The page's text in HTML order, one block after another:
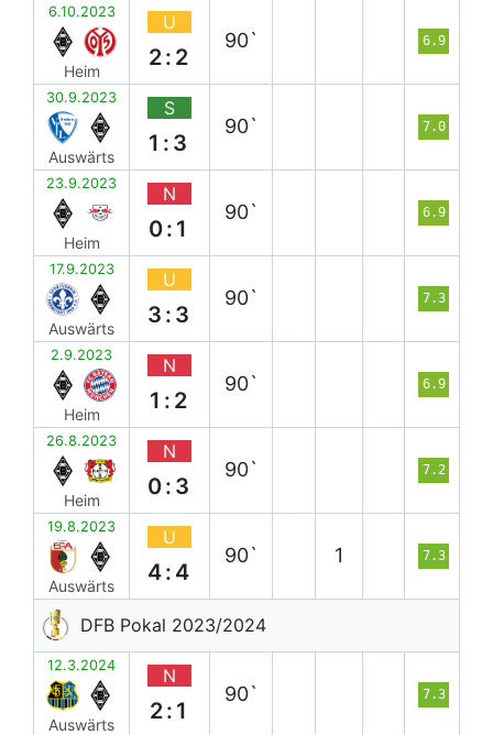
6.10.2023
Heim
U
2:2
90` 6.9
30.9.2023
Auswärts
S
1:3
90` 7.0
23.9.2023
Heim
N
0:1
90` 6.9
17.9.2023
Auswärts
U
3:3
90` 7.3
2.9.2023
Heim
N
1:2
90` 6.9
26.8.2023
Heim
N
0:3
90` 7.2
19.8.2023
Auswärts
U
4:4
90` 1 7.3
DFB Pokal 2023/2024
12.3.2024
Auswärts
N
2:1
90` 7.3